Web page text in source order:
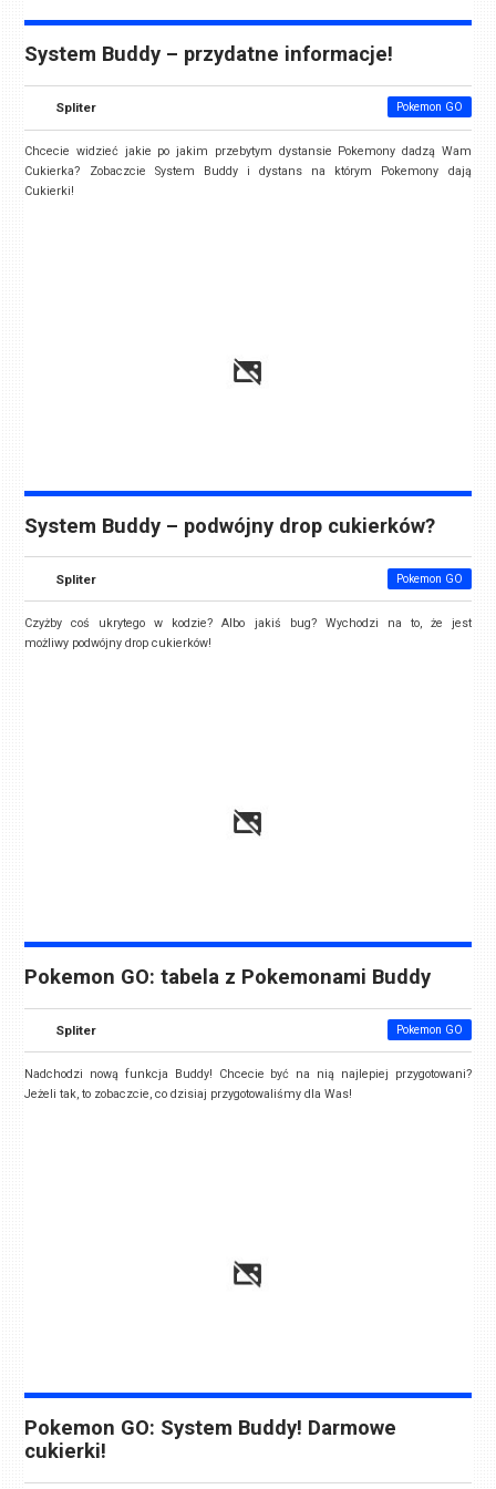
System Buddy – przydatne informacje!
Spliter Pokemon GO
Chcecie widzieć jakie po jakim przebytym dystansie Pokemony dadzą Wam
Cukierka? Zobaczcie System Buddy i dystans na którym Pokemony dają
Cukierki!
System Buddy – podwójny drop cukierków?
Spliter Pokemon GO
Czyżby coś ukrytego w kodzie? Albo jakiś bug? Wychodzi na to, że jest
możliwy podwójny drop cukierków!
Pokemon GO: tabela z Pokemonami Buddy
Spliter Pokemon GO
Nadchodzi nową funkcja Buddy! Chcecie być na nią najlepiej przygotowani?
Jeżeli tak, to zobaczcie, co dzisiaj przygotowaliśmy dla Was!
Pokemon GO: System Buddy! Darmowe
cukierki!